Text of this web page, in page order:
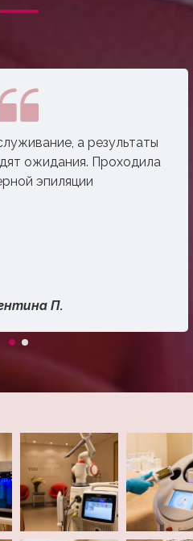
а результаты
ожидания. Проходила
эпиляции
П.